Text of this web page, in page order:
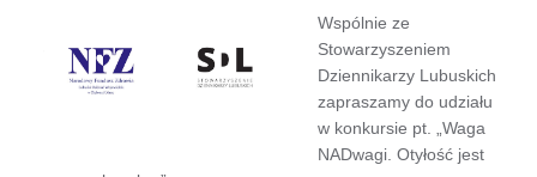
Wspólnie ze
Stowarzyszeniem
Dziennikarzy Lubuskich
zapraszamy do udziału
w konkursie pt. „Waga
NADwagi. Otyłość jest